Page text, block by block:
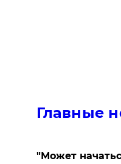
Главные
"Может